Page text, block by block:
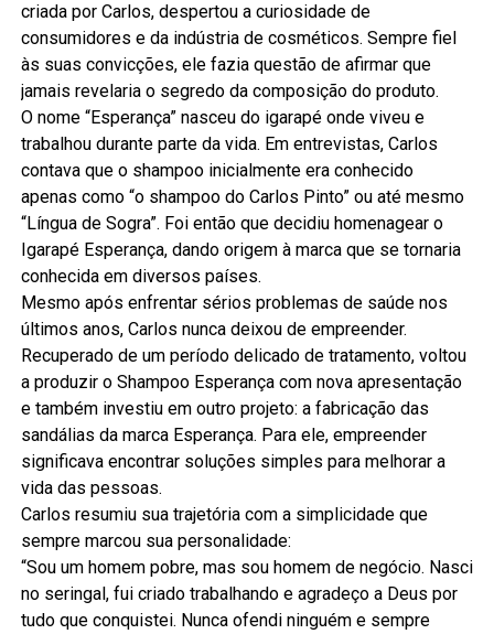
criada por Carlos, despertou a curiosidade de
consumidores e da indústria de cosméticos. Sempre fiel
às suas convicções, ele fazia questão de afirmar que
jamais revelaria o segredo da composição do produto.
O nome “Esperança” nasceu do igarapé onde viveu e
trabalhou durante parte da vida. Em entrevistas, Carlos
contava que o shampoo inicialmente era conhecido
apenas como “o shampoo do Carlos Pinto” ou até mesmo
“Língua de Sogra”. Foi então que decidiu homenagear o
Igarapé Esperança, dando origem à marca que se tornaria
conhecida em diversos países.
Mesmo após enfrentar sérios problemas de saúde nos
últimos anos, Carlos nunca deixou de empreender.
Recuperado de um período delicado de tratamento, voltou
a produzir o Shampoo Esperança com nova apresentação
e também investiu em outro projeto: a fabricação das
sandálias da marca Esperança. Para ele, empreender
significava encontrar soluções simples para melhorar a
vida das pessoas.
Carlos resumiu sua trajetória com a simplicidade que
sempre marcou sua personalidade:
“Sou um homem pobre, mas sou homem de negócio. Nasci
no seringal, fui criado trabalhando e agradeço a Deus por
tudo que conquistei. Nunca ofendi ninguém e sempre